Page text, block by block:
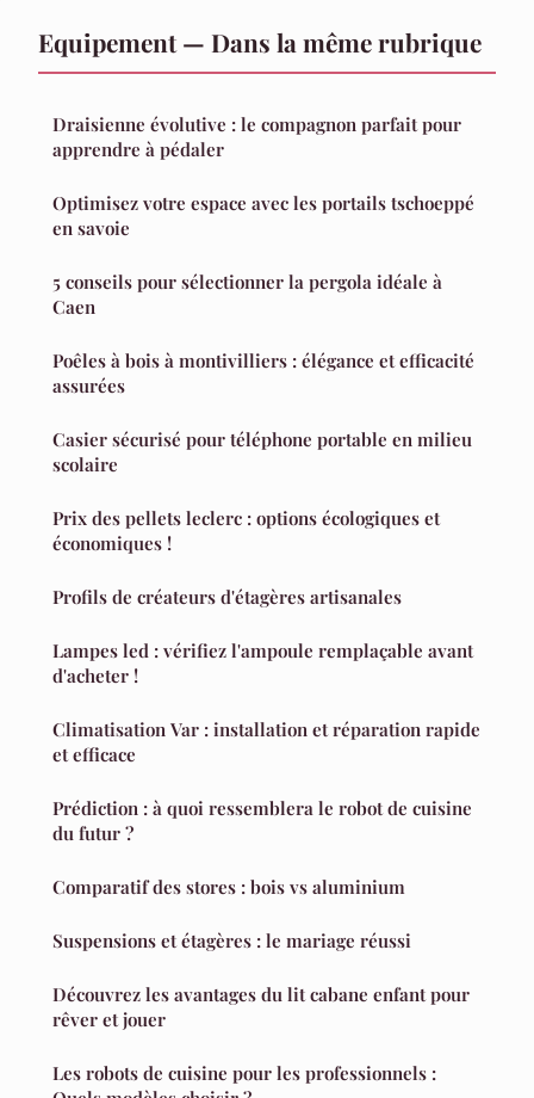
Equipement — Dans la même rubrique
Draisienne évolutive : le compagnon parfait pour
apprendre à pédaler
Optimisez votre espace avec les portails tschoeppé
en savoie
5 conseils pour sélectionner la pergola idéale à
Caen
Poêles à bois à montivilliers : élégance et efficacité
assurées
Casier sécurisé pour téléphone portable en milieu
scolaire
Prix des pellets leclerc : options écologiques et
économiques !
Profils de créateurs d'étagères artisanales
Lampes led : vérifiez l'ampoule remplaçable avant
d'acheter !
Climatisation Var : installation et réparation rapide
et efficace
Prédiction : à quoi ressemblera le robot de cuisine
du futur ?
Comparatif des stores : bois vs aluminium
Suspensions et étagères : le mariage réussi
Découvrez les avantages du lit cabane enfant pour
rêver et jouer
Les robots de cuisine pour les professionnels :